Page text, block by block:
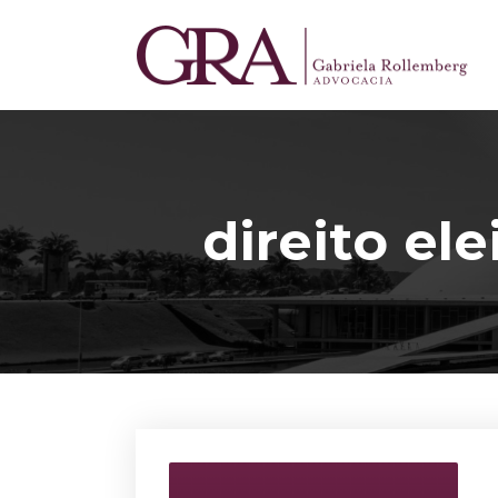
direito